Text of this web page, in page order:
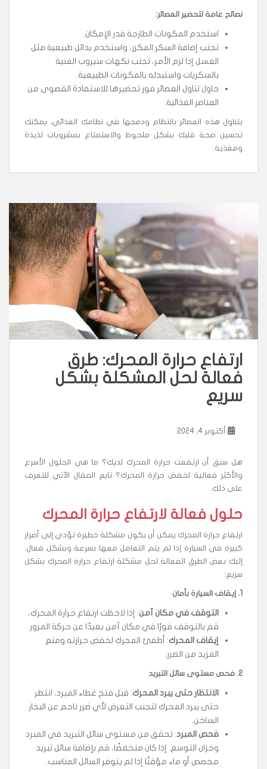
نصائح عامة لتحضير العصائر:
استخدم المكونات الطازجة قدر الإمكان.
تجنب إضافة السكر المكرر، واستخدم بدائل طبيعية مثل
العسل إذا لزم الأمر، تجنب نكهات سيروب الغنية
بالسكريات واستبدله بالمكونات الطبيعية.
حاول تناول العصائر فور تحضيرها للاستفادة القصوى من
العناصر الغذائية.
بتناول هذه العصائر بانتظام ودمجها في نظامك الغذائي، يمكنك
تحسين صحة قلبك بشكل ملحوظ والاستمتاع بمشروبات لذيذة
ومغذية.
ارتفاع حرارة المحرك: طرق
فعالة لحل المشكلة بشكل
سريع
أكتوبر 4, 2024
هل سبق أن ارتفعت حرارة المحرك لديك؟ ما هي الحلول الأسرع
والأكثر فعالية لخفض حرارة المحرك؟ تابع المقال الآتي للتعرف
على ذلك.
حلول فعالة لارتفاع حرارة المحرك
ارتفاع حرارة المحرك يمكن أن يكون مشكلة خطيرة تؤدي إلى أضرار
كبيرة في السيارة إذا لم يتم التعامل معها بسرعة وبشكل فعال.
إليك بعض الطرق الفعالة لحل مشكلة ارتفاع حرارة المحرك بشكل
سريع:
إيقاف السيارة بأمان
التوقف في مكان آمن: إذا لاحظت ارتفاع حرارة المحرك،
قم بالتوقف فورًا في مكان آمن بعيدًا عن حركة المرور.
إيقاف المحرك: أطفئ المحرك لخفض حرارته ومنع
المزيد من الضرر.
2. فحص مستوى سائل التبريد
الانتظار حتى يبرد المحرك: قبل فتح غطاء المبرد، انتظر
حتى يبرد المحرك لتجنب التعرض لأي ضرر ناجم عن البخار
الساخن.
فحص المبرد: تحقق من مستوى سائل التبريد في المبرد
وخزان التوسع. إذا كان منخفضًا، قم بإضافة سائل تبريد
مخصص أو ماء مؤقتًا إذا لم يتوفر السائل المناسب.